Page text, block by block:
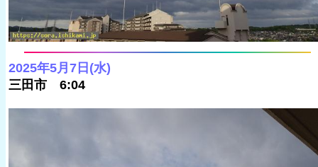
2025年5月7日(水)
三田市 6:04